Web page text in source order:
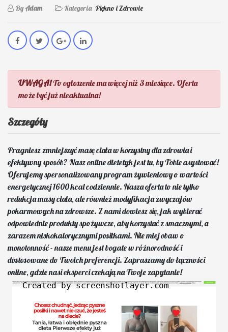
ByAdam Kategoria Piękno i Zdrowie
UWAGA!To ogłoszenie ma więcej niż 3 miesiące. Oferta
może być już nieaktualna!
Szczegóły
Pragniesz zmniejszyć masę ciała w korzystny dla zdrowia i
efektywny sposób? Nasz online dietetyk jest tu, by Tobie asystować!
Oferujemy spersonalizowany program żywieniowy o wartości
energetycznej 1600 kcal codziennie. Nasza oferta to nie tylko
redukcja masy ciała, ale również modyfikacja zwyczajów
pokarmowych na zdrowsze. Z nami dowiesz się, jak wybierać
odpowiednie produkty spożywcze, aby korzystać z smacznymi, a
zarazem niskokalorycznymi posiłkami. Nie miej obaw o
monotonność - nasze menu jest bogate w różnorodność i
dostosowane do Twoich preferencji. Zapraszamy do łączności
online, gdzie nasi eksperci czekają na Twoje zapytanie!